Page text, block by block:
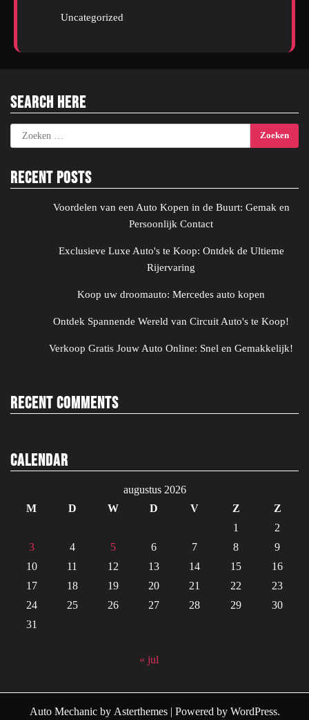
Uncategorized
Search Here
Zoeken
naar:
Recent Posts
Voordelen van een Auto Kopen in de Buurt: Gemak en
Persoonlijk Contact
Exclusieve Luxe Auto's te Koop: Ontdek de Ultieme
Rijervaring
Koop uw droomauto: Mercedes auto kopen
Ontdek Spannende Wereld van Circuit Auto's te Koop!
Verkoop Gratis Jouw Auto Online: Snel en Gemakkelijk!
Recent Comments
Calendar
augustus 2026
M
D W D V Z
Z
1
2
3
4 5 6 7 8
9
10
11 12 13 14 15
16
17
18 19 20 21 22
23
24
25 26 27 28 29
30
31
« jul
Auto Mechanicby Asterthemes| Powered by WordPress.